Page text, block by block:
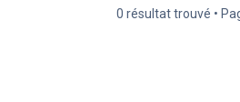
0 résultat trouvé •